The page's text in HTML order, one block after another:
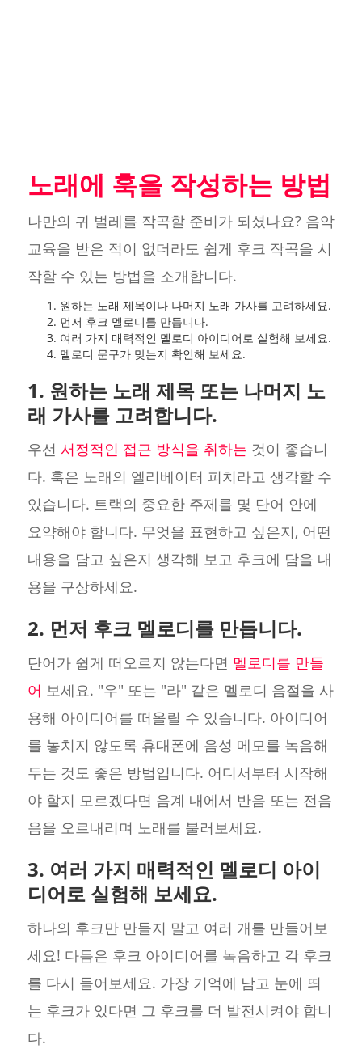
노래에 훅을 작성하는 방법
나만의 귀 벌레를 작곡할 준비가 되셨나요? 음악
교육을 받은 적이 없더라도 쉽게 후크 작곡을 시
작할 수 있는 방법을 소개합니다.
원하는 노래 제목이나 나머지 노래 가사를 고려하세요.
먼저 후크 멜로디를 만듭니다.
여러 가지 매력적인 멜로디 아이디어로 실험해 보세요.
멜로디 문구가 맞는지 확인해 보세요.
1. 원하는 노래 제목 또는 나머지 노
래 가사를 고려합니다.
우선 서정적인 접근 방식을 취하는 것이 좋습니
다. 훅은 노래의 엘리베이터 피치라고 생각할 수
있습니다. 트랙의 중요한 주제를 몇 단어 안에
요약해야 합니다. 무엇을 표현하고 싶은지, 어떤
내용을 담고 싶은지 생각해 보고 후크에 담을 내
용을 구상하세요.
2. 먼저 후크 멜로디를 만듭니다.
단어가 쉽게 떠오르지 않는다면 멜로디를 만들
어 보세요. "우" 또는 "라" 같은 멜로디 음절을 사
용해 아이디어를 떠올릴 수 있습니다. 아이디어
를 놓치지 않도록 휴대폰에 음성 메모를 녹음해
두는 것도 좋은 방법입니다. 어디서부터 시작해
야 할지 모르겠다면 음계 내에서 반음 또는 전음
음을 오르내리며 노래를 불러보세요.
3. 여러 가지 매력적인 멜로디 아이
디어로 실험해 보세요.
하나의 후크만 만들지 말고 여러 개를 만들어보
세요! 다듬은 후크 아이디어를 녹음하고 각 후크
를 다시 들어보세요. 가장 기억에 남고 눈에 띄
는 후크가 있다면 그 후크를 더 발전시켜야 합니
다.